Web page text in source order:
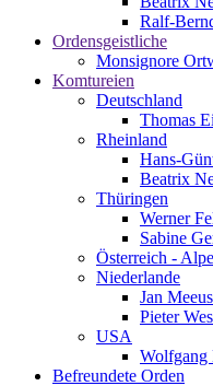
Ralf-
Ordensgeistliche
Monsignore
Komtureien
Deutschland
Thomas
Rheinland
Hans-
Beatrix
Thüringen
Werner
Sabine
Österreich -
Niederlande
Jan
Pieter
USA
Wolfgang
Befreundete Orden